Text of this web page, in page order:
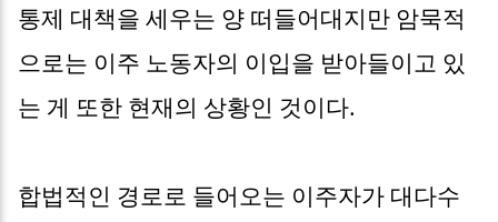
통제 대책을 세우는 양 떠들어대지만 암묵적
으로는 이주 노동자의 이입을 받아들이고 있
는 게 또한 현재의 상황인 것이다.
합법적인 경로로 들어오는 이주자가 대다수